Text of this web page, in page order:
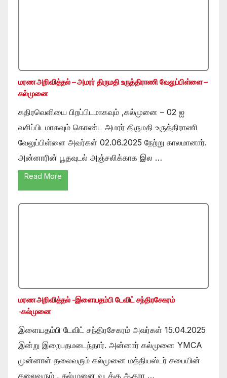
மரண அறிவித்தல் – அமரர் திருமதி உருத்திராணி வேலுப்பிள்ளை –
கல்முனை
கதிரவெளியை பிறப்பிடமாகவும் ,கல்முனை – 02 ஐ
வசிப்பிடமாகவும் கொண்ட அமரர் திருமதி உருத்திராணி
வேலுப்பிள்ளை அவர்கள் 02.06.2025 நேற்று காலமானார்.
அன்னாரின் பூதவுடல் அஞ்சலிக்காக இல …
Read More
மரண அறிவித்தல் -இளையதம்பி டேவிட் சந்திரசேகரம்
-கல்முனை
இளையதம்பி டேவிட் சந்திரசேகரம் அவர்கள் 15.04.2025
இன்று இறைபதமடைந்தார். அன்னார் கல்முனை YMCA
முன்னாள் தலைவரும் கல்முனை மத்தியஸ்டர் சபையின்
தலைவரும் , கல்முனை வடக்கு ஆதார …